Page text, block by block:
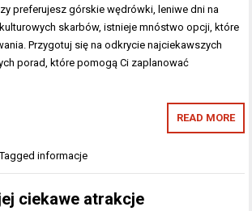
preferujesz górskie wędrówki, leniwe dni na
skarbów, istnieje mnóstwo opcji, które
Przygotuj się na odkrycie najciekawszych
porad, które pomogą Ci zaplanować
READ MORE
Taggedinformacje
ciekawe atrakcje